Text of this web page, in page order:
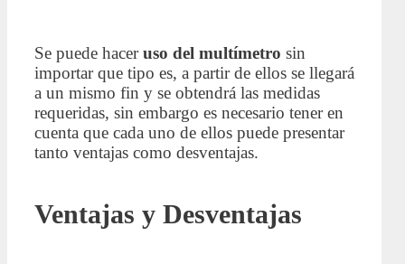
Se puede haceruso del multímetro sin
importar que tipo es, a partir de ellos se llegará
a un mismo fin y se obtendrá las medidas
requeridas, sin embargo es necesario tener en
cuenta que cada uno de ellos puede presentar
tanto ventajas como desventajas.
Ventajas y Desventajas